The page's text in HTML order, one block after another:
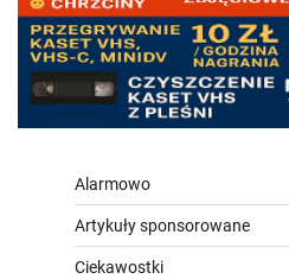
Alarmowo
Artykuły sponsorowane
Ciekawostki